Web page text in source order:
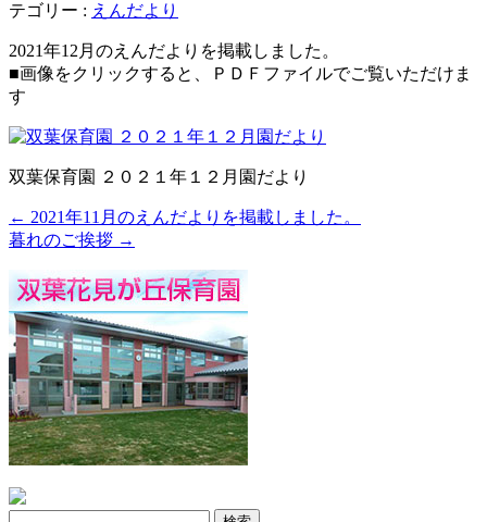
テゴリー : えんだより
2021年12月のえんだよりを掲載しました。
■画像をクリックすると、ＰＤＦファイルでご覧いただけま
す
双葉保育園 ２０２１年１２月園だより
← 2021年11月のえんだよりを掲載しました。
暮れのご挨拶 →